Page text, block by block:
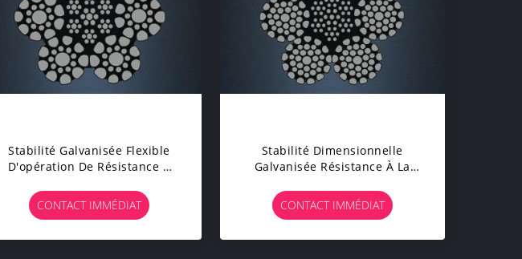
Stabilité Galvanisée Flexible
D'opération De Résistance À
Métallique
CONTACT IMMÉDIAT
Stabilité Dimensionnelle
Galvanisée Résistance À La
Longue Pour Lofer Des Cordes
CONTACT IMMÉDIAT